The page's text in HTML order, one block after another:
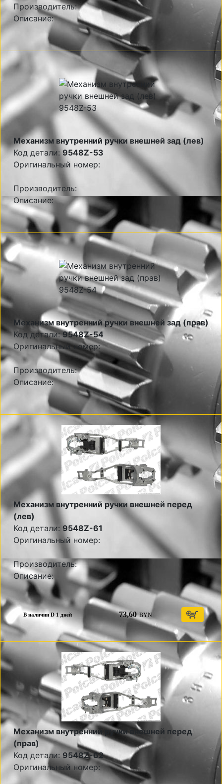
Производитель:
Описание:
Механизм внутренний ручки внешней зад (лев)
Код детали: 9548Z-53
Оригинальный номер:
Производитель:
Описание:
Механизм внутренний ручки внешней зад (прав)
Код детали:9548Z-54
Оригинальный номер:
Производитель:
Описание:
Механизм внутренний ручки внешней перед
(лев)
Код детали: 9548Z-61
Оригинальный номер:
Производитель:
Описание:
В наличии D 1 дней 73,60 BYN
Механизм внутренний ручки внешней перед
(прав)
Код детали: 9548Z-62
Оригинальный номер: